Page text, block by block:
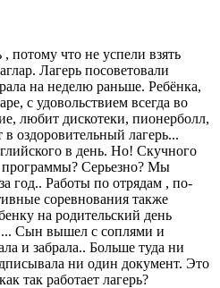
потому что не успели взять
Лагерь посоветовали
на неделю раньше. Ребёнка,
с удовольствием всегда во
любит дискотеки, пионерболл,
оздоровительный лагерь...
в день. Но! Скучного
Серьезно? Мы
год.. Работы по отрядам , по-
соревнования также
на родительский день
Сын вышел с соплями и
и забрала.. Больше туда ни
ни один документ. Это
так работает лагерь?